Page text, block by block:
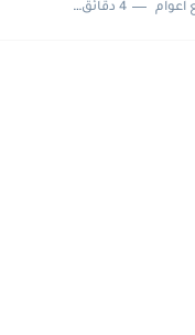
اعوام 4 دقائق للقراءة